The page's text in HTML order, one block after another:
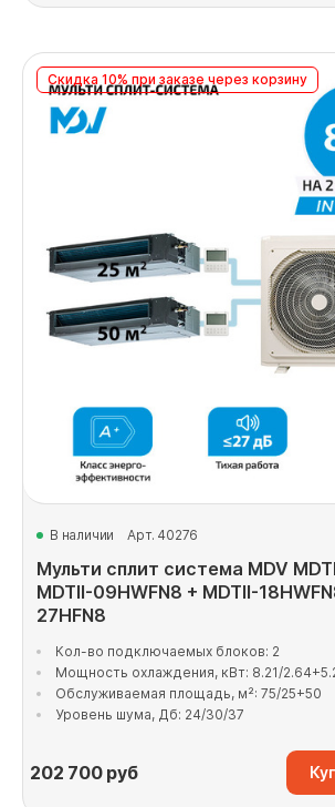
Скидка 10% при заказе через корзину
В наличии Арт. 40276
Мульти сплит система MDV
MDTII-09HWFN8 + MDTII-
27HFN8
Кол-во подключаемых блоков: 2
Мощность охлаждения, кВт: 8.21/
Обслуживаемая площадь, м²: 75/25+50
Уровень шума, Дб: 24/30/37
202 700руб